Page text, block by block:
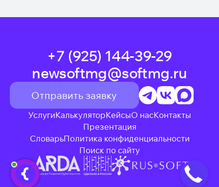
+7 (925) 144-39-29
newsoftmg@softmg.ru
Отправить заявку
УслугиКалькуляторКейсыО насКонтакты
Презентация
Словарь
Поиск по сайту
Политика конфиденциальности